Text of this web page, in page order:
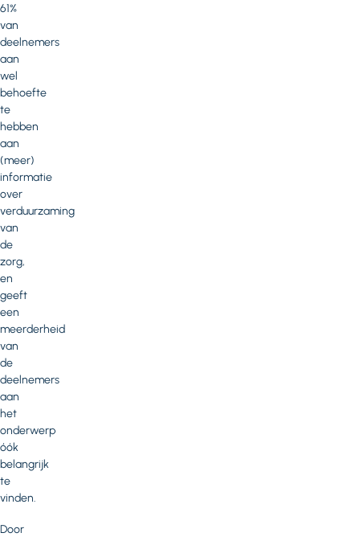
61%
van
deelnemers
aan
wel
behoefte
te
hebben
aan
(meer)
informatie
over
verduurzaming
van
de
zorg,
en
geeft
een
meerderheid
van
de
deelnemers
aan
het
onderwerp
óók
belangrijk
te
vinden.
Door